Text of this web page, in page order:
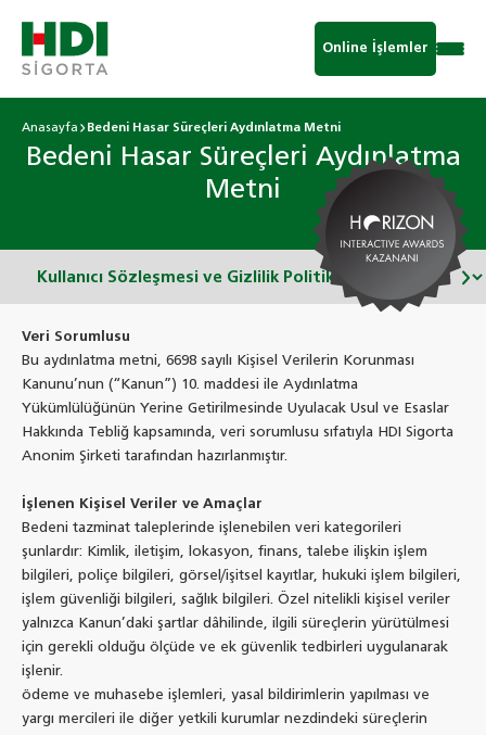
Online İşlemler
Anasayfa Bedeni Hasar Süreçleri Aydınlatma Metni
Bedeni Hasar Süreçleri Aydınlatma
Metni
Veri Sorumlusu
Bu aydınlatma metni, 6698 sayılı Kişisel Verilerin Korunması
Kanunu’nun (“Kanun”) 10. maddesi ile Aydınlatma
Yükümlülüğünün Yerine Getirilmesinde Uyulacak Usul ve Esaslar
Hakkında Tebliğ kapsamında, veri sorumlusu sıfatıyla HDI Sigorta
Anonim Şirketi tarafından hazırlanmıştır.
İşlenen Kişisel Veriler ve Amaçlar
Bedeni tazminat taleplerinde işlenebilen veri kategorileri
şunlardır: Kimlik, iletişim, lokasyon, finans, talebe ilişkin işlem
bilgileri, poliçe bilgileri, görsel/işitsel kayıtlar, hukuki işlem bilgileri,
işlem güvenliği bilgileri, sağlık bilgileri. Özel nitelikli kişisel veriler
yalnızca Kanun’daki şartlar dâhilinde, ilgili süreçlerin yürütülmesi
için gerekli olduğu ölçüde ve ek güvenlik tedbirleri uygulanarak
işlenir.
ödeme ve muhasebe işlemleri, yasal bildirimlerin yapılması ve
yargı mercileri ile diğer yetkili kurumlar nezdindeki süreçlerin